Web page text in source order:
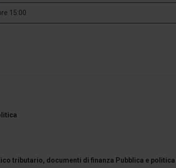
15:00
tributario, documenti di finanza Pubblica e